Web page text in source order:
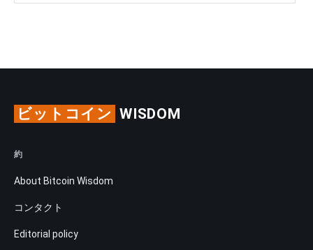
ビットコイン WISDOM
約
About Bitcoin Wisdom
コンタクト
Editorial policy